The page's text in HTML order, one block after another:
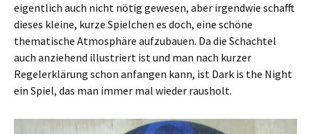
eigentlich auch nicht nötig gewesen, aber irgendwie schafft
dieses kleine, kurze Spielchen es doch, eine schöne
thematische Atmosphäre aufzubauen. Da die Schachtel
auch anziehend illustriert ist und man nach kurzer
Regelerklärung schon anfangen kann, ist Dark is the Night
ein Spiel, das man immer mal wieder rausholt.